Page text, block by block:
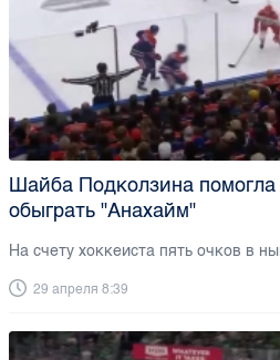
Шайба Подколзина
обыграть "Анахайм"
На счету хоккеиста пять очков в
29 апреля 8:39